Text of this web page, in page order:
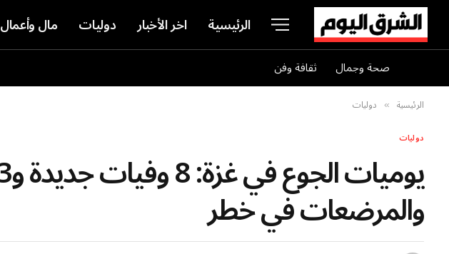
الرئيسية اخر الأخبار دوليات مال وأعمال
صحة وجمال ثقافة وفن
الرئيسية » دوليات
دوليات
والمرضعات في خطر